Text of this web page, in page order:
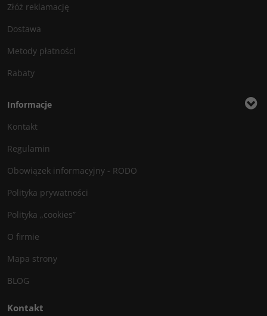
Złóż reklamację
Dostawa
Metody płatności
Rabaty
Informacje
Kontakt
Regulamin
Obowiązek informacyjny - RODO
Polityka prywatności
Polityka „cookies”
O firmie
Mapa strony
BLOG
Kontakt